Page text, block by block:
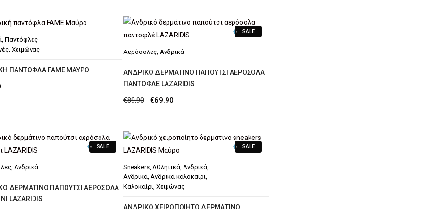
, Παντόφλες
, Χειμώνας
ΠΑΝΤΌΦΛΑ FAME MΑΎΡΟ
SALE
Αερόσολες, Ανδρικά
ΑΝΔΡΙΚΌ ΔΕΡΜΆΤΙΝΟ ΠΑΠΟΎΤΣΙ ΑΕΡΌΣΟΛΑ
ΠΑΝΤΟΦΛΈ LAZARIDIS
€89.90
Original
€89.90.
€69.90
είναι:
SALE
, Ανδρικά
ΔΕΡΜΆΤΙΝΟ ΠΑΠΟΎΤΣΙ ΑΕΡΌΣΟΛΑ
LAZARIDIS
SALE
Sneakers, Αθλητικά, Ανδρικά,
Ανδρικά, Ανδρικά καλοκαίρι,
Καλοκαίρι, Χειμώνας
AΝΔΡΙΚΌ ΧΕΙΡΟΠΟΊΗΤΟ ΔΕΡΜΆΤΙΝΟ